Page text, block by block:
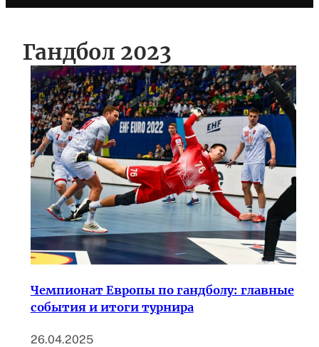
Гандбол 2023
Чемпионат Европы по гандболу: главные
события и итоги турнира
26.04.2025